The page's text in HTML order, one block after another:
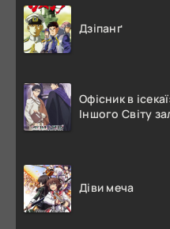
Дзіпанґ
Офісник в
Іншого Світу
Діви меча